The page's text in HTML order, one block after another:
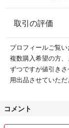
取引の評価
プロフィールご覧
複数購入希望の方
ずつですが値引き
用出品させていただ
コメント